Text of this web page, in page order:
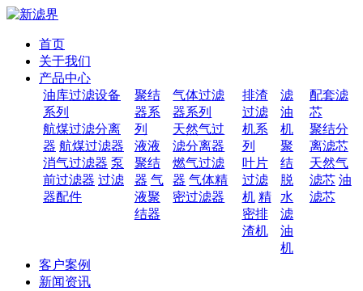
首页
关于我们
产品中心
油库过滤设备
系列
航煤过滤分离
器 航煤过滤器
消气过滤器 泵
前过滤器 过滤
器配件
聚结
器系
列
液液
聚结
器 气
液聚
结器
气体过滤
器系列
天然气过
滤分离器
燃气过滤
器 气体精
密过滤器
排渣
过滤
机系
列
叶片
过滤
机 精
密排
渣机
滤
油
机
聚
结
脱
水
滤
油
机
配套滤
芯
聚结分
离滤芯
天然气
滤芯 油
滤芯
客户案例
新闻资讯